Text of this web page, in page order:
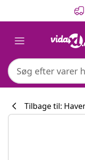
Tilbage til: